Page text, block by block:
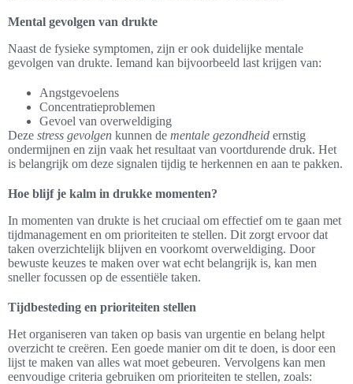
Mental gevolgen van drukte
Naast de fysieke symptomen, zijn er ook duidelijke mentale
gevolgen van drukte. Iemand kan bijvoorbeeld last krijgen van:
Angstgevoelens
Concentratieproblemen
Gevoel van overweldiging
Deze stress gevolgen kunnen de mentale gezondheid ernstig
ondermijnen en zijn vaak het resultaat van voortdurende druk. Het
is belangrijk om deze signalen tijdig te herkennen en aan te pakken.
Hoe blijf je kalm in drukke momenten?
In momenten van drukte is het cruciaal om effectief om te gaan met
tijdmanagement en om prioriteiten te stellen. Dit zorgt ervoor dat
taken overzichtelijk blijven en voorkomt overweldiging. Door
bewuste keuzes te maken over wat echt belangrijk is, kan men
sneller focussen op de essentiële taken.
Tijdbesteding en prioriteiten stellen
Het organiseren van taken op basis van urgentie en belang helpt
overzicht te creëren. Een goede manier om dit te doen, is door een
lijst te maken van alles wat moet gebeuren. Vervolgens kan men
eenvoudige criteria gebruiken om prioriteiten te stellen, zoals: